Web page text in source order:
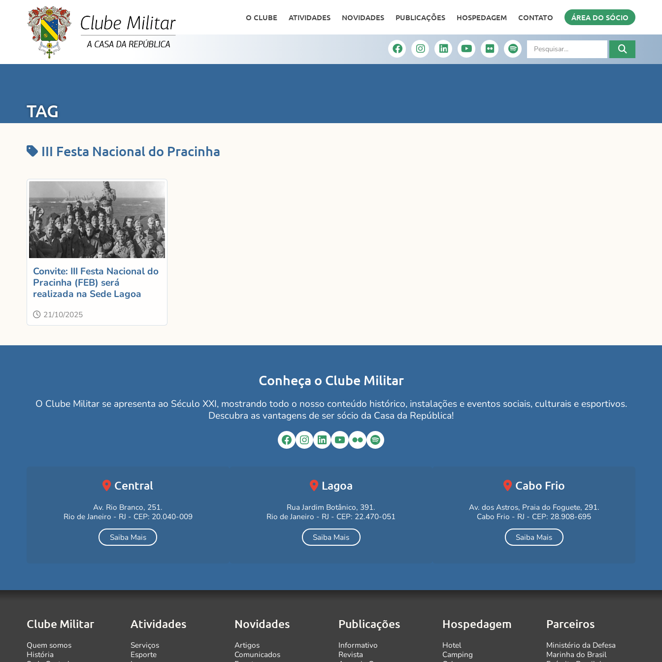
O CLUBE ATIVIDADES NOVIDADES PUBLICAÇÕES HOSPEDAGEM CONTATO ÁREA DO SÓCIO
TAG
III Festa Nacional do Pracinha
Convite: III Festa Nacional do
Pracinha (FEB) será
realizada na Sede Lagoa
21/10/2025
Conheça o Clube Militar
O Clube Militar se apresenta ao Século XXI, mostrando todo o nosso conteúdo histórico, instalações e eventos sociais, culturais e esportivos.
Descubra as vantagens de ser sócio da Casa da República!
Facebook
Instagram
LinkedIn
YouTube
FlickrSpotify
Central
Av. Rio Branco, 251.
Rio de Janeiro - RJ - CEP: 20.040-009
Saiba Mais
Lagoa
Rua Jardim Botânico, 391.
Rio de Janeiro - RJ - CEP: 22.470-051
Saiba Mais
Cabo Frio
Av. dos Astros, Praia do Foguete, 291.
Cabo Frio - RJ - CEP: 28.908-695
Saiba Mais
Clube Militar
Quem somos
História
Atividades
Serviços
Esporte
Novidades
Artigos
Comunicados
Publicações
Informativo
Revista
Hospedagem
Hotel
Camping
Parceiros
Ministério da Defesa
Marinha do Brasil